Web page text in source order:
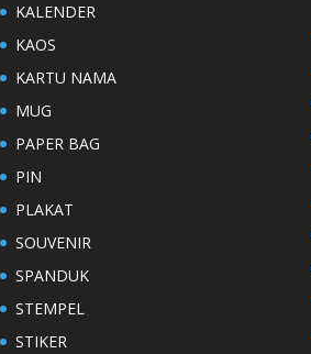
KALENDER
KAOS
KARTU NAMA
MUG
PAPER BAG
PIN
PLAKAT
SOUVENIR
SPANDUK
STEMPEL
STIKER